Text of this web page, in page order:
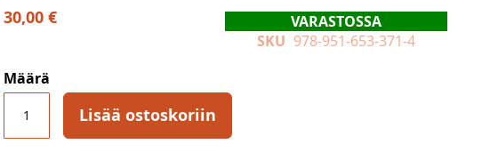
30,00 €
VARASTOSSA
SKU 978-951-653-371-4
Määrä
Lisää ostoskoriin